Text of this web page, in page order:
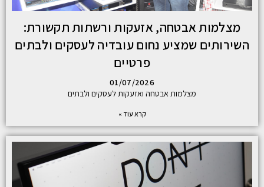
מצלמות אבטחה, אזעקות ורשתות תקשורת:
השירותים שמציע נחום עובדיה לעסקים ולבתים
פרטיים
01/07/2026
מצלמות אבטחה ואזעקות לעסקים ולבתים
קרא עוד »